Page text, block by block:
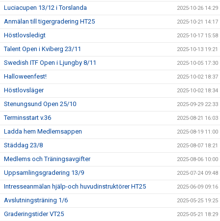
Luciacupen 13/12 i Torslanda 2025-10-26 14:29
Anmälan till tigergradering HT25 2025-10-21 14:17
Höstlovsledigt 2025-10-17 15:58
Talent Open i Kviberg 23/11 2025-10-13 19:21
Swedish ITF Open i Ljungby 8/11 2025-10-05 17:30
Halloweenfest! 2025-10-02 18:37
Höstlovsläger 2025-10-02 18:34
Stenungsund Open 25/10 2025-09-29 22:33
Terminsstart v.36 2025-08-21 16:03
Ladda hem Medlemsappen 2025-08-19 11:00
Städdag 23/8 2025-08-07 18:21
Medlems och Träningsavgifter 2025-08-06 10:00
Uppsamlingsgradering 13/9 2025-07-24 09:48
Intresseanmälan hjälp-och huvudinstruktörer HT25 2025-06-09 09:16
Avslutningsträning 1/6 2025-05-25 19:25
Graderingstider VT25 2025-05-21 18:29